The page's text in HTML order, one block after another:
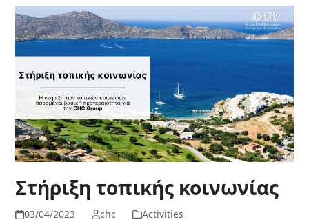
Στήριξη τοπικής κοινωνίας
03/04/2023 chc Activities